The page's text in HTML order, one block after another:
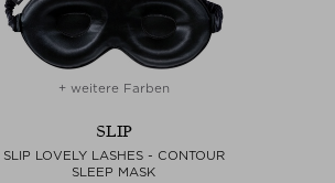
+ weitere Farben
SLIP
SLIP LOVELY LASHES - CONTOUR
SLEEP MASK